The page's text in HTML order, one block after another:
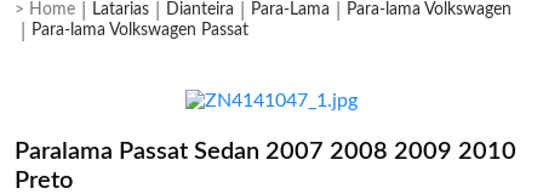
Latarias Dianteira Para-Lama
Para-lama Volkswagen
Para-lama Volkswagen Passat
Paralama Passat Sedan 2007 2008 2009 2010
Preto